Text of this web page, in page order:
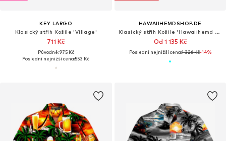
KEY LARGO
Klasický střih Košile 'Village'
711 Kč
Původně: 975 Kč
Poslední nejnižší cena:553 Kč
HAWAIIHEMDSHOP.DE
Klasický střih Košile 'Hawaiihemd "Turtle Island"'
Od 1 135 Kč
Poslední nejnižší cena:1 326 Kč-14%